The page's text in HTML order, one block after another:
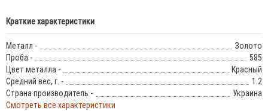
Краткие характеристики
Металл -
Золото
Проба -
585
Цвет металла -
Красный
Средний вес, г. -
1.2
Страна производитель -
Украина
Смотреть все характеристики